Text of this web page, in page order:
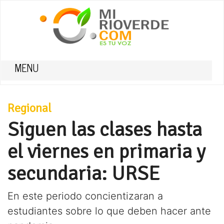
MENU
Regional
Siguen las clases hasta
el viernes en primaria y
secundaria: URSE
En este periodo concientizaran a
estudiantes sobre lo que deben hacer ante